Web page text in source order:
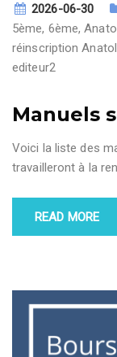
2026-06-30
5ème, 6ème,
réinscription
editeur2
Manuels
Voici la liste des
travailleront à la
READ MORE